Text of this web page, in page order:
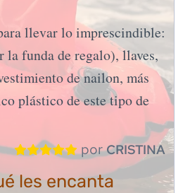
llevar lo imprescindible:
funda de regalo), llaves,
de nailon, más
plástico de este tipo de
porCRISTINA
les encanta